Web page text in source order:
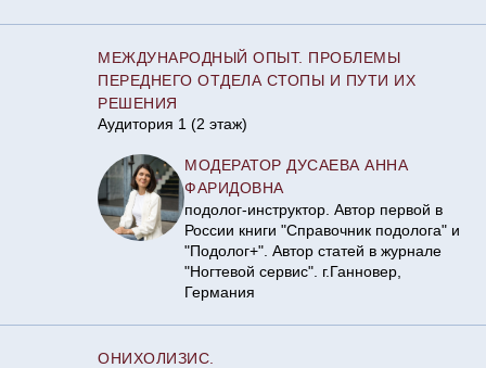
МЕЖДУНАРОДНЫЙ ОПЫТ. ПРОБЛЕМЫ
ПЕРЕДНЕГО ОТДЕЛА СТОПЫ И ПУТИ ИХ
РЕШЕНИЯ
Аудитория 1 (2 этаж)
МОДЕРАТОР ДУСАЕВА АННА
ФАРИДОВНА
подолог-инструктор. Автор первой в
России книги "Справочник подолога" и
"Подолог+". Автор статей в журнале
"Ногтевой сервис". г.Ганновер,
Германия
ОНИХОЛИЗИС.